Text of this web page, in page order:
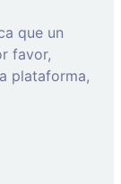
que un
favor,
plataforma,